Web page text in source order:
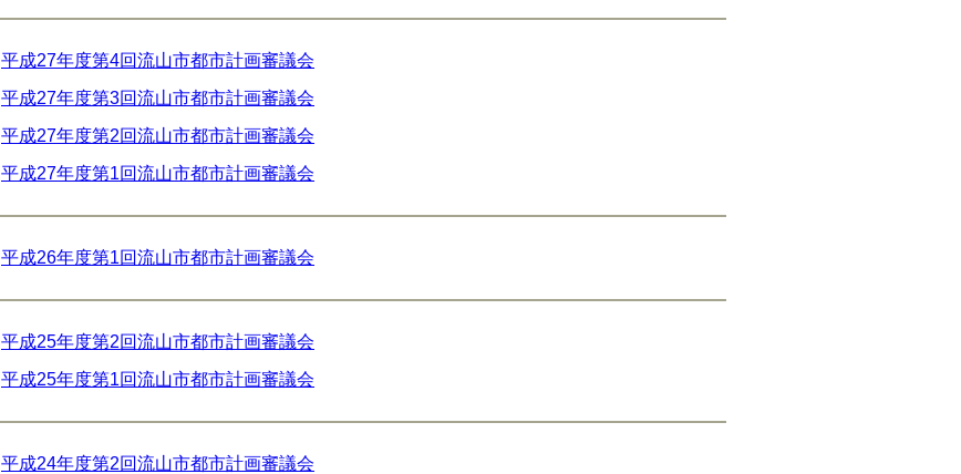
平成27年度第4回流山市都市計画審議会
平成27年度第3回流山市都市計画審議会
平成27年度第2回流山市都市計画審議会
平成27年度第1回流山市都市計画審議会
平成26年度第1回流山市都市計画審議会
平成25年度第2回流山市都市計画審議会
平成25年度第1回流山市都市計画審議会
平成24年度第2回流山市都市計画審議会